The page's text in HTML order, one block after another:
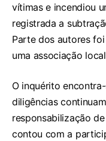
vítimas e incendiou
registrada a
Parte dos autores
uma associação
O inquérito
diligências
responsabilização
contou com a